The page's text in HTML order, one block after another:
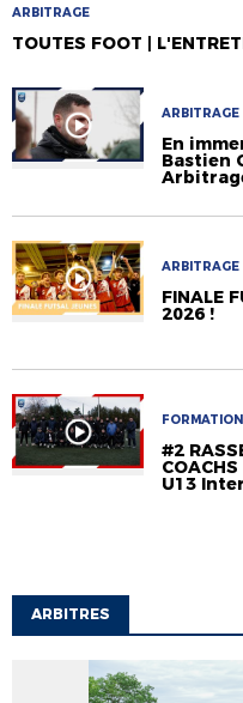
ARBITRAGE
TOUTES FOOT |
ARBITRAGE
En
Bastien
ARBITRAGE
FINALE
2026 !
#2
U13
ARBITRES